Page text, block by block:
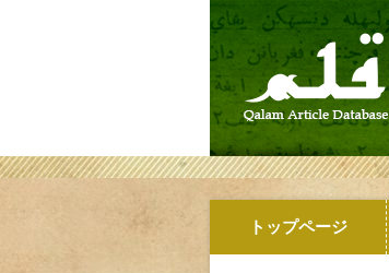
トップページ